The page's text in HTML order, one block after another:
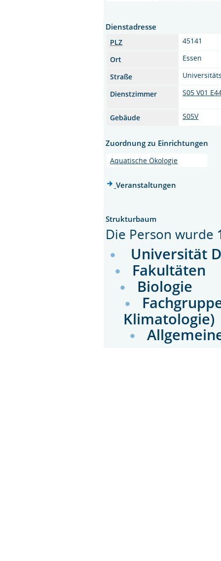
Dienstadresse
PLZ
45141
Ort
Essen
Straße
Dienstzimmer
S05 V01
Gebäude S05V
Zuordnung zu Einrichtungen
Aquatische Ökologie
Veranstaltungen
Strukturbaum
Die Person wurde
Universität
Fakultäten
Biologie
Klimatologie)